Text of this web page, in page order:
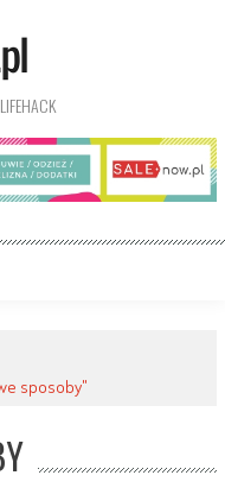
sposoby"